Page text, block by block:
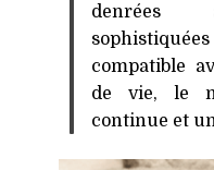
denrées
compatible
de vie, le
continue et